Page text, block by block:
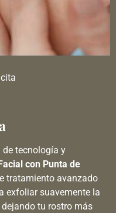
de tecnología y
Facial con Punta de
tratamiento avanzado
exfoliar suavemente la
tu rostro más